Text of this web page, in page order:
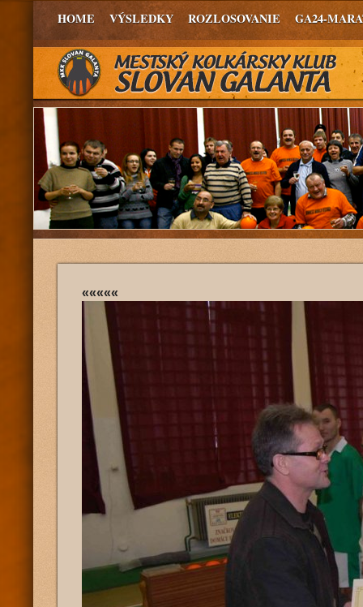
HOME VÝSLEDKY ROZLOSOVANIE GA24-
«««««